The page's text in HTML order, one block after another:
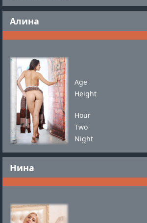
Алина
Age
Height
Hour
Two
Night
Нина